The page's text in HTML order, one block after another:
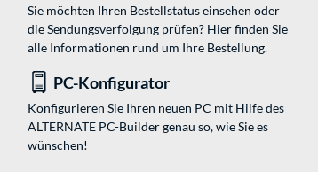
Sie möchten Ihren Bestellstatus einsehen oder
die Sendungsverfolgung prüfen? Hier finden Sie
alle Informationen rund um Ihre Bestellung.
PC-Konfigurator
Konfigurieren Sie Ihren neuen PC mit Hilfe des
ALTERNATE PC-Builder genau so, wie Sie es
wünschen!